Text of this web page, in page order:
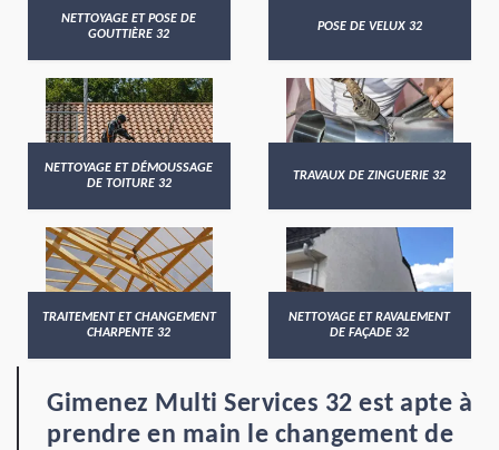
NETTOYAGE ET POSE DE
GOUTTIÈRE 32
POSE DE VELUX 32
NETTOYAGE ET DÉMOUSSAGE
DE TOITURE 32
TRAVAUX DE ZINGUERIE 32
TRAITEMENT ET CHANGEMENT
CHARPENTE 32
NETTOYAGE ET RAVALEMENT
DE FAÇADE 32
Gimenez Multi Services 32 est apte à
prendre en main le changement de